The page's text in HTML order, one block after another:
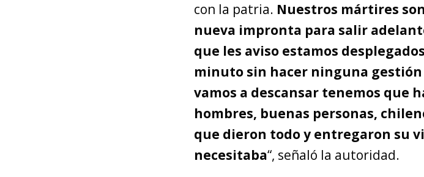
con la patria. Nuestros mártires
nueva impronta para salir
que les aviso estamos
minuto sin hacer ninguna
vamos a descansar tenemos que
hombres, buenas personas,
que dieron todo y entregaron su
necesitaba“, señaló la autoridad.